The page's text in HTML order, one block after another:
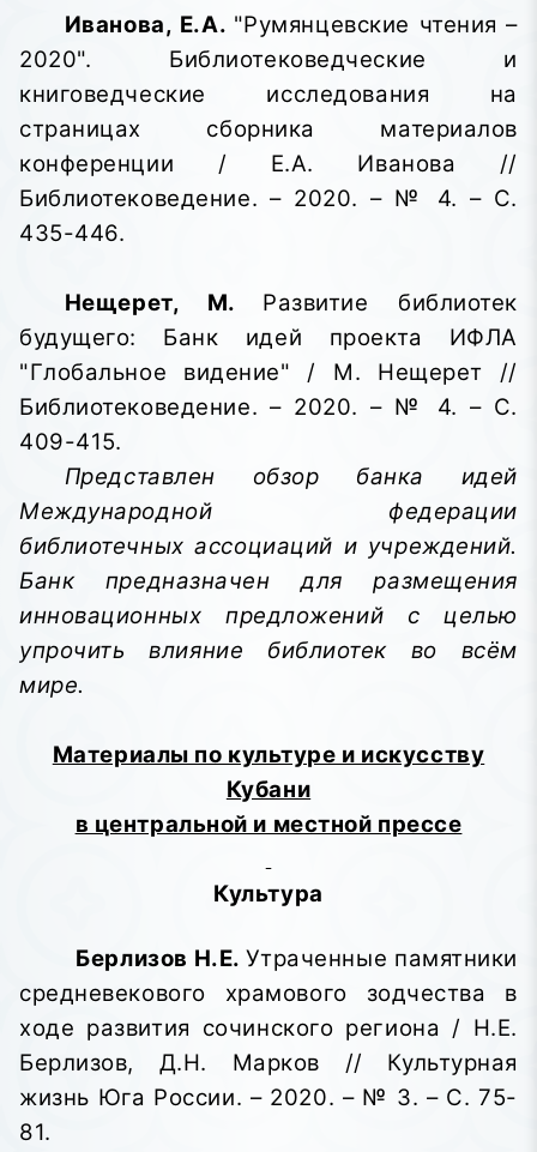
Иванова, Е.А. "Румянцевские чтения –
2020". Библиотековедческие и
книговедческие исследования на
страницах сборника материалов
конференции / Е.А. Иванова //
Библиотековедение. – 2020. – № 4. – С.
435-446.
Нещерет, М. Развитие библиотек
будущего: Банк идей проекта ИФЛА
"Глобальное видение" / М. Нещерет //
Библиотековедение. – 2020. – № 4. – С.
409-415.
Представлен обзор банка идей
Международной федерации
библиотечных ассоциаций и учреждений.
Банк предназначен для размещения
инновационных предложений с целью
упрочить влияние библиотек во всём
мире.
Материалы по культуре и искусству
Кубани
в центральной и местной прессе
Культура
Берлизов Н.Е. Утраченные памятники
средневекового храмового зодчества в
ходе развития сочинского региона / Н.Е.
Берлизов, Д.Н. Марков // Культурная
жизнь Юга России. – 2020. – № 3. – С. 75-
81.